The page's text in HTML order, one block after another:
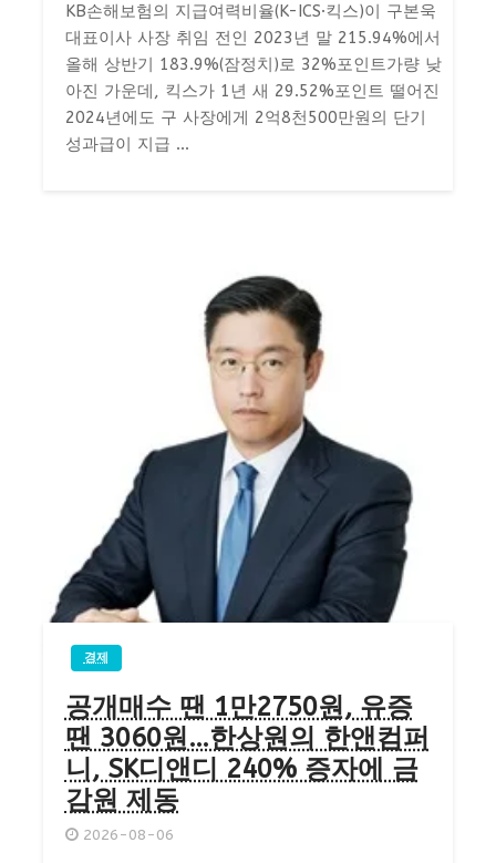
KB손해보험의 지급여력비율(K-ICS·킥스)이 구본욱
대표이사 사장 취임 전인 2023년 말 215.94%에서
올해 상반기 183.9%(잠정치)로 32%포인트가량 낮
아진 가운데, 킥스가 1년 새 29.52%포인트 떨어진
2024년에도 구 사장에게 2억8천500만원의 단기
성과급이 지급 ...
경제
공개매수 땐 1만2750원, 유증
땐 3060원…한상원의 한앤컴퍼
니, SK디앤디 240% 증자에 금
감원 제동
2026-08-06